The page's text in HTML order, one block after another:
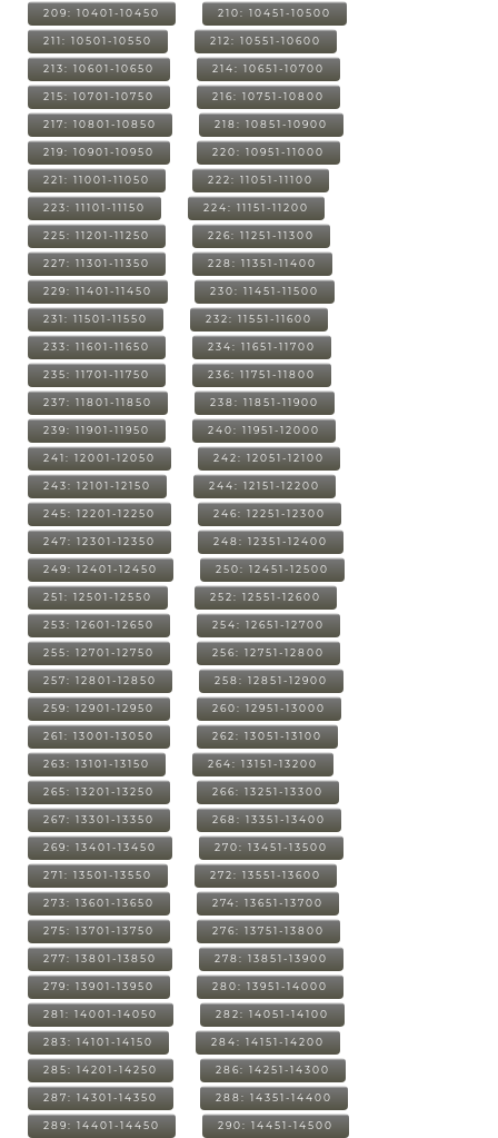
209: 10401-10450 210: 10451-10500
211: 10501-10550 212: 10551-10600
213: 10601-10650 214: 10651-10700
215: 10701-10750 216: 10751-10800
217: 10801-10850 218: 10851-10900
219: 10901-10950 220: 10951-11000
221: 11001-11050 222: 11051-11100
223: 11101-11150 224: 11151-11200
225: 11201-11250 226: 11251-11300
227: 11301-11350 228: 11351-11400
229: 11401-11450 230: 11451-11500
231: 11501-11550 232: 11551-11600
233: 11601-11650 234: 11651-11700
235: 11701-11750 236: 11751-11800
237: 11801-11850 238: 11851-11900
239: 11901-11950 240: 11951-12000
241: 12001-12050 242: 12051-12100
243: 12101-12150 244: 12151-12200
245: 12201-12250 246: 12251-12300
247: 12301-12350 248: 12351-12400
249: 12401-12450 250: 12451-12500
251: 12501-12550 252: 12551-12600
253: 12601-12650 254: 12651-12700
255: 12701-12750 256: 12751-12800
257: 12801-12850 258: 12851-12900
259: 12901-12950 260: 12951-13000
261: 13001-13050 262: 13051-13100
263: 13101-13150 264: 13151-13200
265: 13201-13250 266: 13251-13300
267: 13301-13350 268: 13351-13400
269: 13401-13450 270: 13451-13500
271: 13501-13550 272: 13551-13600
273: 13601-13650 274: 13651-13700
275: 13701-13750 276: 13751-13800
277: 13801-13850 278: 13851-13900
279: 13901-13950 280: 13951-14000
281: 14001-14050 282: 14051-14100
283: 14101-14150 284: 14151-14200
285: 14201-14250 286: 14251-14300
287: 14301-14350 288: 14351-14400
289: 14401-14450 290: 14451-14500